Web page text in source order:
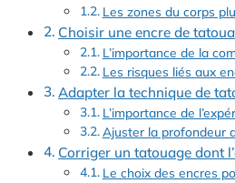
Les zones du corps
Choisir une encre de
L’importance de la
Les risques liés aux
Adapter la technique de
L’importance de
Ajuster la profondeur
Corriger un tatouage dont
Le choix des encres